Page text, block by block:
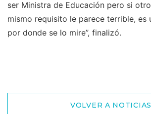
ser Ministra de Educación pero si
mismo requisito le parece terrible, es
por donde se lo mire”, finalizó.
VOLVER A NOTICIAS